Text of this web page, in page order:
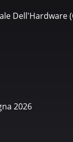
Dell'Hardware
2026